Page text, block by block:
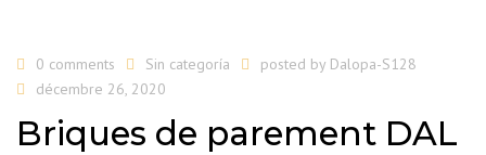
0 comments Sin categoría posted by Dalopa-S128
décembre 26, 2020
Briques de parement DAL